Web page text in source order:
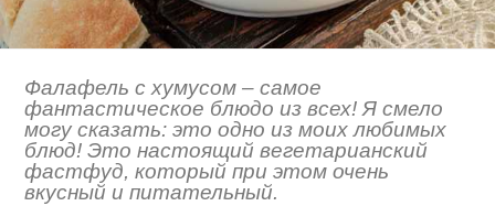
Фалафель с хумусом – самое
фантастическое блюдо из всех! Я смело
могу сказать: это одно из моих любимых
блюд! Это настоящий вегетарианский
фастфуд, который при этом очень
вкусный и питательный.